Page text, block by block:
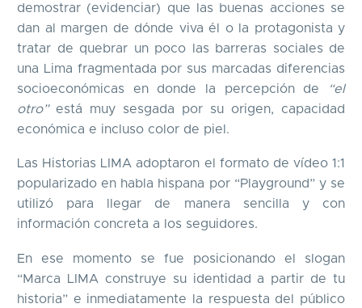
demostrar (evidenciar) que las buenas acciones se
dan al margen de dónde viva él o la protagonista y
tratar de quebrar un poco las barreras sociales de
una Lima fragmentada por sus marcadas diferencias
socioeconómicas en donde la percepción de
“el
otro”está muy sesgada por su origen, capacidad
económica e incluso color de piel.
Las Historias LIMA adoptaron el formato de vídeo 1:1
popularizado en habla hispana por “Playground” y se
utilizó para llegar de manera sencilla y con
información concreta a los seguidores.
En ese momento se fue posicionando el slogan
“Marca LIMA construye su identidad a partir de tu
historia” e inmediatamente la respuesta del público